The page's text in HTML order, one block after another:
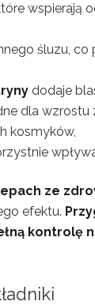
wspierają
śluzu,
dodaje
dla wzrostu
kosmyków,
ze
efektu.
kontrolę